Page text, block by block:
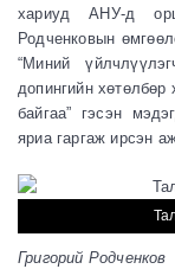
хариуд АНУ-д
Родченковын
“Миний
допингийн
байгаа” гэсэн
яриа гаргаж ирсэн
Григорий Родченков